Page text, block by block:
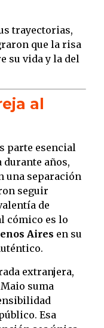
trayectorias,
que la risa
su vida y la del
al
parte esencial
durante años,
una separación
seguir
de
cómico es lo
Aires en su
extranjera,
suma
Esa